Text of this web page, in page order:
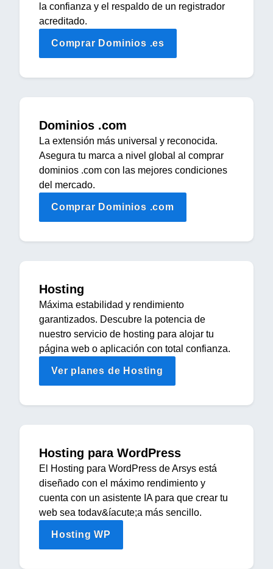
la confianza y el respaldo de un registrador
acreditado.
Comprar Dominios .es
Dominios .com
La extensión más universal y reconocida.
Asegura tu marca a nivel global al comprar
dominios .com con las mejores condiciones
del mercado.
Comprar Dominios .com
Hosting
Máxima estabilidad y rendimiento
garantizados. Descubre la potencia de
nuestro servicio de hosting para alojar tu
página web o aplicación con total confianza.
Ver planes de Hosting
Hosting para WordPress
El Hosting para WordPress de Arsys está
diseñado con el máximo rendimiento y
cuenta con un asistente IA para que crear tu
web sea todav&íacute;a más sencillo.
Hosting WP